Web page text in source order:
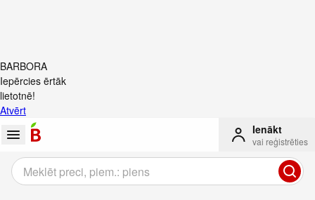
BARBORA
Iepērcies ērtāk
lietotnē!
Atvērt
Ienākt
vai reģistrēties